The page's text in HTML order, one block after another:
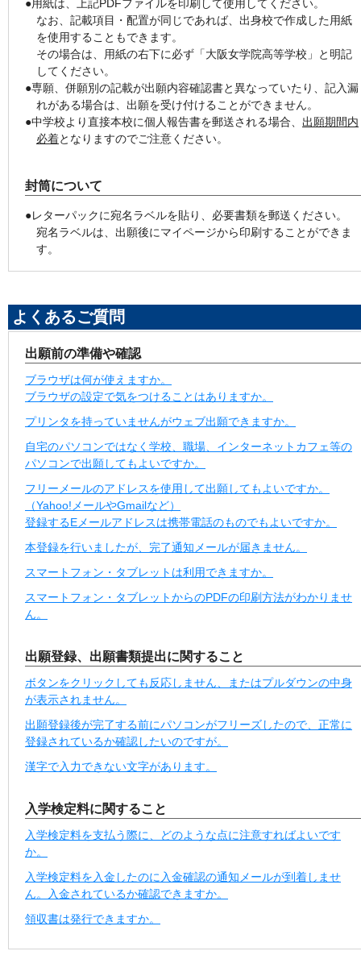
●用紙は、上記PDFファイルを印刷して使用してください。
なお、記載項目・配置が同じであれば、出身校で作成した用紙
を使用することもできます。
その場合は、用紙の右下に必ず「大阪女学院高等学校」と明記
してください。
●専願、併願別の記載が出願内容確認書と異なっていたり、記入漏
れがある場合は、出願を受け付けることができません。
●中学校より直接本校に個人報告書を郵送される場合、 出願期間内
必着となりますのでご注意ください。
封筒について
●レターパックに宛名ラベルを貼り、必要書類を郵送ください。
宛名ラベルは、出願後にマイページから印刷することができま
す。
よくあるご質問
出願前の準備や確認
ブラウザは何が使えますか。
ブラウザの設定で気をつけることはありますか。
プリンタを持っていませんがウェブ出願できますか。
自宅のパソコンではなく学校、職場、インターネットカフェ等の
パソコンで出願してもよいですか。
フリーメールのアドレスを使用して出願してもよいですか。
（Yahoo!メールやGmailなど）
登録するEメールアドレスは携帯電話のものでもよいですか。
本登録を行いましたが、完了通知メールが届きません。
スマートフォン・タブレットは利用できますか。
スマートフォン・タブレットからのPDFの印刷方法がわかりませ
ん。
出願登録、出願書類提出に関すること
ボタンをクリックしても反応しません、またはプルダウンの中身
が表示されません。
出願登録後が完了する前にパソコンがフリーズしたので、正常に
登録されているか確認したいのですが。
漢字で入力できない文字があります。
入学検定料に関すること
入学検定料を支払う際に、どのような点に注意すればよいです
か。
入学検定料を入金したのに入金確認の通知メールが到着しませ
ん。入金されているか確認できますか。
領収書は発行できますか。